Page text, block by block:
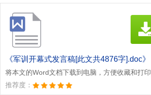
《军训开幕式发言稿[此文共4876字].doc》
将本文的Word文档下载到电脑，方便收藏和打印
推荐度：